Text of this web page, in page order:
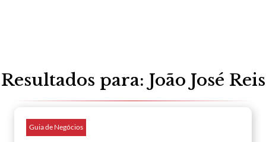
Resultados para: João José Reis
Guia de Negócios